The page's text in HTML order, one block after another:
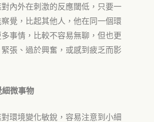
內外在刺激的反應閾低，只要一
覺 ，比起其他人，他在同一個環
事情，比較不容易無聊 ，但也更
緊張 、 過於興奮，或感到疲乏而影
微事物
環境變化敏銳，容易注意到小細